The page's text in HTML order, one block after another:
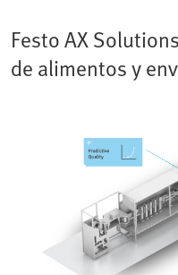
Festo AX
de alimentos y